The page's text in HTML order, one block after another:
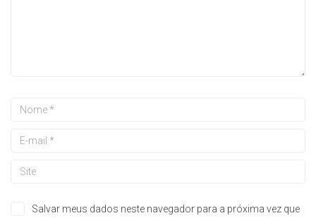
Salvar meus dados neste navegador para a próxima vez que